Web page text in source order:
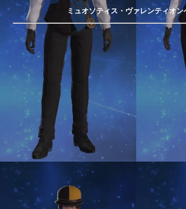
ミュオソティス・ヴァレンティオン